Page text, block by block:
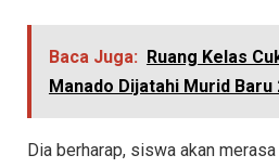
Baca Juga:
Ruang Kelas
Manado Dijatahi Murid Baru
Dia berharap, siswa akan